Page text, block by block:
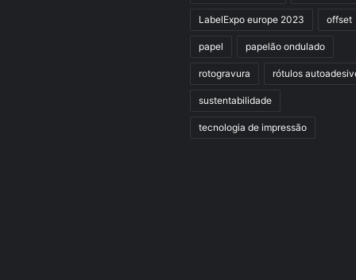
LabelExpo europe 2023 offset
papel papelão ondulado
rotogravura rótulos
sustentabilidade
tecnologia de impressão